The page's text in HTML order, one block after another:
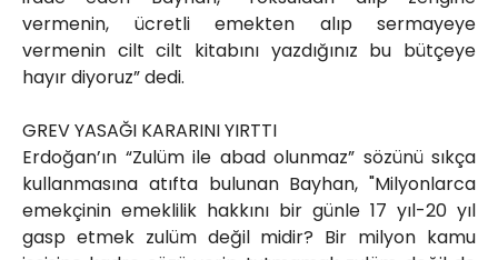
vermenin, ücretli emekten alıp sermayeye
vermenin cilt cilt kitabını yazdığınız bu bütçeye
hayır diyoruz” dedi.
GREV YASAĞI KARARINI YIRTTI
Erdoğan’ın “Zulüm ile abad olunmaz” sözünü sıkça
kullanmasına atıfta bulunan Bayhan, "Milyonlarca
emekçinin emeklilik hakkını bir günle 17 yıl-20 yıl
gasp etmek zulüm değil midir? Bir milyon kamu